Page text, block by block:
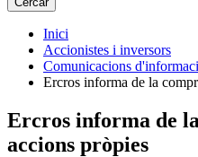
Inici
Accionistes i inversors
Comunicacions
Ercros informa de la
Ercros informa de
accions pròpies